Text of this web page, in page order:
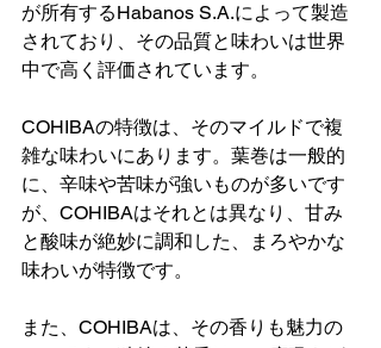
が所有するHabanos S.A.によって製造
されており、その品質と味わいは世界
中で高く評価されています。
COHIBAの特徴は、そのマイルドで複
雑な味わいにあります。葉巻は一般的
に、辛味や苦味が強いものが多いです
が、COHIBAはそれとは異なり、甘み
と酸味が絶妙に調和した、まろやかな
味わいが特徴です。
また、COHIBAは、その香りも魅力の